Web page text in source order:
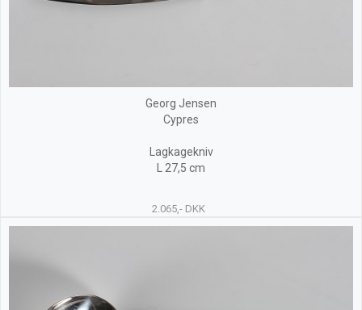
Georg Jensen
Cypres
Lagkagekniv
L 27,5 cm
2.065,- DKK